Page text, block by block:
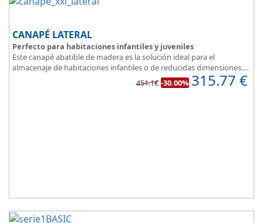
CANAPÉ LATERAL
Perfecto para habitaciones infantiles y juveniles
Este canapé abatible de madera es la solución ideal para el
almacenaje de habitaciones infantiles o de reducidas dimensiones.
Con esquinas redondeadas, que facilitan el paso en pequeñas
451.1€ -30.00% 315.77 €